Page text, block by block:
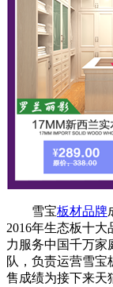
雪宝板材品牌
2016年生态板十大
力服务中国千万家
队，负责运营雪宝
售成绩为接下来天